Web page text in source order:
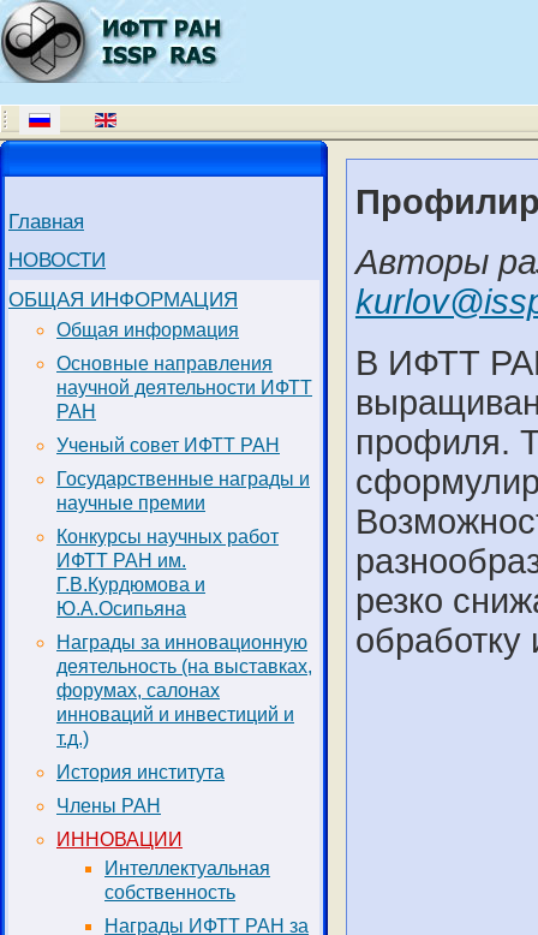
Главная
НОВОСТИ
ОБЩАЯ ИНФОРМАЦИЯ
Общая информация
Основные направления
научной деятельности ИФТТ
РАН
Ученый совет ИФТТ РАН
Государственные награды и
научные премии
Конкурсы научных работ
ИФТТ РАН им.
Г.В.Курдюмова и
Ю.А.Осипьяна
Награды за инновационную
деятельность (на выставках,
форумах, салонах
инноваций и инвестиций и
т.д.)
История института
Члены РАН
ИННОВАЦИИ
Интеллектуальная
собственность
Награды ИФТТ РАН за
Авторы
В ИФТТ
профиля.
резко
обработку